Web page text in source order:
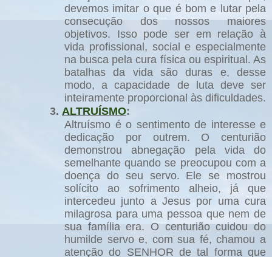
devemos imitar o que é bom e lutar pela
consecução dos nossos maiores
objetivos. Isso pode ser em relação à
vida profissional, social e especialmente
na busca pela cura física ou espiritual. As
batalhas da vida são duras e, desse
modo, a capacidade de luta deve ser
inteiramente proporcional às dificuldades.
3. ALTRUÍSMO:
Altruísmo é o sentimento de interesse e
dedicação por outrem. O centurião
demonstrou abnegação pela vida do
semelhante quando se preocupou com a
doença do seu servo. Ele se mostrou
solícito ao sofrimento alheio, já que
intercedeu junto a Jesus por uma cura
milagrosa para uma pessoa que nem de
sua família era. O centurião cuidou do
humilde servo e, com sua fé, chamou a
atenção do SENHOR de tal forma que